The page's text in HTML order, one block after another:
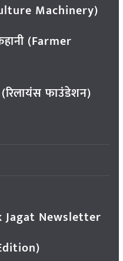
Machinery)
(Farmer
फाउंडेशन)
Jagat Newsletter